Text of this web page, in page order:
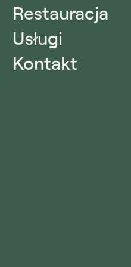
Restauracja
Usługi
Kontakt